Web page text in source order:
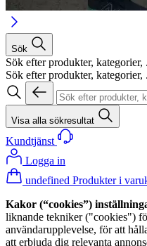
Sök
Sök efter produkter, kategorier,
Sök efter produkter, kategorier,
Visa alla sökresultat
Kundtjänst
Logga in
undefined Produkter i
Kakor (“cookies”)
liknande tekniker ("cookies")
användarupplevelse, för att
att erbjuda dig relevanta